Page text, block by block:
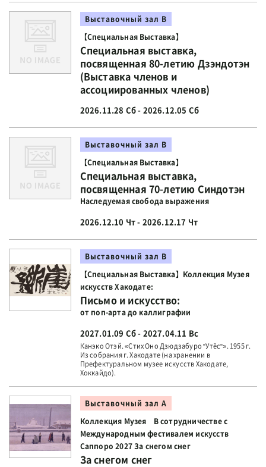
Выставочный зал В
【Специальная Выставка】
Специальная выставка,
посвященная 80-летию Дзэндотэн
(Выставка членов и
ассоциированных членов)
2026.11.28 Сб - 2026.12.05 Сб
Выставочный зал В
【Специальная Выставка】
Специальная выставка,
посвященная 70-летию Синдотэн
Наследуемая свобода выражения
2026.12.10 Чт - 2026.12.17 Чт
Выставочный зал В
【Специальная Выставка】Коллекция Музея
искусств Хакодате:
Письмо и искусство:
от поп-арта до каллиграфии
2027.01.09 Сб - 2027.04.11 Вс
Канэко Отэй. «Стих Оно Дзюдзабуро "Утёс"». 1955 г.
Из собрания г. Хакодате (на хранении в
Префектуральном музее искусств Хакодате,
Хоккайдо).
Выставочный зал А
Коллекция Музея В сотрудничестве с
Международным фестивалем искусств
Саппоро 2027 За снегом снег
За снегом снег